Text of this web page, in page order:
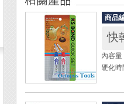
商品
快
內容
硬化
◆ 適用